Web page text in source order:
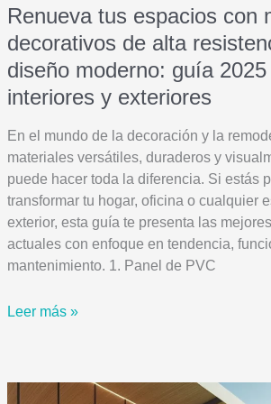
Renueva tus espacios con
decorativos de alta
diseño moderno: guía
interiores y exteriores
En el mundo de la decoración y la
materiales versátiles, duraderos y
puede hacer toda la diferencia. Si estás
transformar tu hogar, oficina o cualquier
exterior, esta guía te presenta las
actuales con enfoque en tendencia,
mantenimiento. 1. Panel de PVC
Renueva
Leer más »